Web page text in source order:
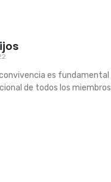
es fundamental
de todos los miembros